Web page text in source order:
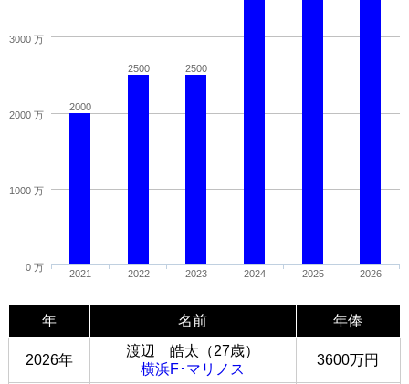
2000
2500 2500
2021 2022 2023 2024 2025 2026
0 万
1000 万
2000 万
3000 万
年 名前 年俸
2026年
渡辺 皓太（27歳）
横浜F･マリノス
3600万円